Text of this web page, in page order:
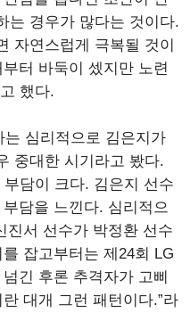
는 경우가 많다는 것이다.
자연스럽게 극복될 것이
터 바둑이 셌지만 노련
했다.
심리적으로 김은지가
중대한 시기라고 봤다.
담이 크다. 김은지 선수
담을 느낀다. 심리적으
진서 선수가 박정환 선수
잡고부터는 제24회 LG
긴 후론 추격자가 고삐
대개 그런 패턴이다.”라